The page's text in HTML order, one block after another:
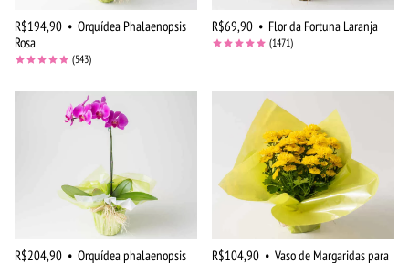
R$194,90 • Orquídea Phalaenopsis
Rosa
(543)
R$69,90 • Flor da Fortuna Laranja
(1471)
R$204,90 • Orquídea phalaenopsis
R$104,90 • Vaso de Margaridas para